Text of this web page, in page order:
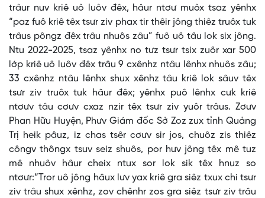
trâur nuv kriê uô luôv đêx, hâur ntơư muôx tsaz yênhx
“paz fuô kriê têx tsưr ziv phax tir thêir jông thiêz truôx tuk
trâus pôngz đêx trâu nhuôs zâu” fuô uô tâu lok six jông.
Ntu 2022-2025, tsaz yênhx no tưz tsưr tsix zuôr xar 500
lớp kriê uô luôv đêx trâu 9 cxênhz ntâu lênhx nhuôs zâu;
33 cxênhz ntâu lênhx shux xênhz tâu kriê lok sâuv têx
tsưr ziv truôx tuk hâur đêx; yênhx puô lênhx cưk kriê
ntơưv tâu cơưv cxaz nzir têx tsưr ziv yuôr trâus. Zơưv
Phan Hữu Huyện, Phưv Giám đốc Sở Zoz zux tỉnh Quảng
Trị heik pâuz, iz chas tsêr cơưv sir jos, chuôz zis thiêz
côngv thôngx tsuv seiz shuôs, por hưv jông têx mê tuz
mê nhuôv hâur cheix ntux sor lok sik têx hnuz so
ntơưr:“Tror uô jông hâux lưv yax kriê gra siêz txux chi tsưr
ziv trâu shux xênhz, zov chênhr zos gra siêz tsưr ziv trâu